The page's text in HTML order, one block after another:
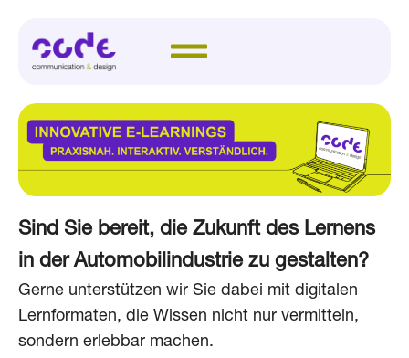
Sind Sie bereit, die Zukunft des Lernens
in der Automobilindustrie zu gestalten?
Gerne unterstützen wir Sie dabei mit digitalen
Lernformaten, die Wissen nicht nur vermitteln,
sondern erlebbar machen.